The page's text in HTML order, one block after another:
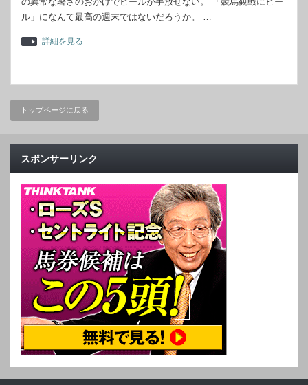
ル」になんて最高の週末ではないだろうか。 …
詳細を見る
トップページに戻る
スポンサーリンク